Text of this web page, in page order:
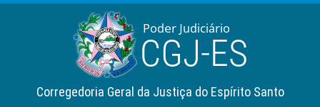
Corregedoria Geral da Justiça do Espírito Santo